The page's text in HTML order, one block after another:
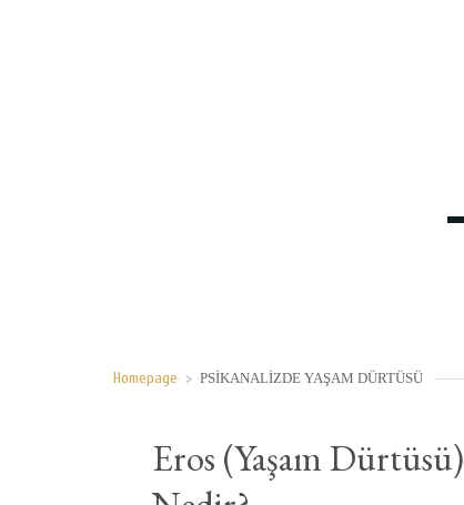
Homepage > PSIKANALIZDE YAŞAM DÜRTÜSÜ
Eros (Yaşam Dürtüsü)